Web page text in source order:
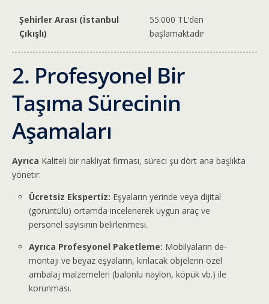
Şehirler Arası (İstanbul
Çıkışlı)
55.000 TL’den
başlamaktadır
2. Profesyonel Bir
Taşıma Sürecinin
Aşamaları
Ayrıca Kaliteli bir nakliyat firması, süreci şu dört ana başlıkta
yönetir:
Ücretsiz Ekspertiz: Eşyaların yerinde veya dijital
(görüntülü) ortamda incelenerek uygun araç ve
personel sayısının belirlenmesi.
Ayrıca Profesyonel Paketleme: Mobilyaların de-
montajı ve beyaz eşyaların, kırılacak objelerin özel
ambalaj malzemeleri (balonlu naylon, köpük vb.) ile
korunması.